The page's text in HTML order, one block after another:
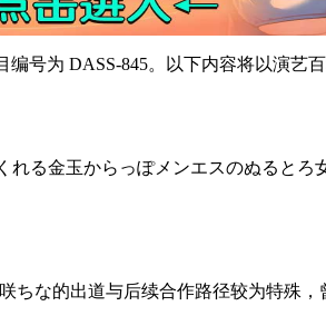
号为 DASS-845。以下内容将以演艺
る金玉からっぽメンエスのぬるとろ
な的出道与后续合作路径较为特殊